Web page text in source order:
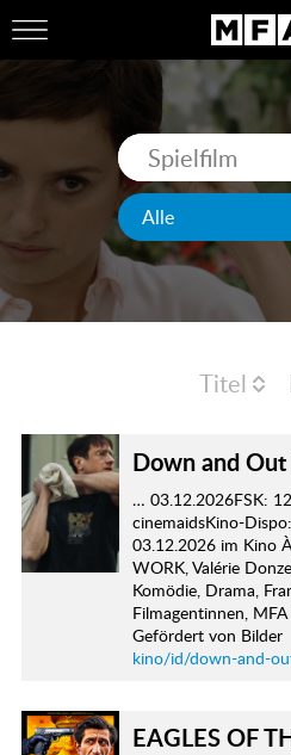
Titel
Down and
… 03.12.2026FSK:
cinemaidsKino-
03.12.2026 im Kino
WORK, Valérie
Komödie, Drama,
Filmagentinnen,
Gefördert von Bilder
kino/id/down-and-
EAGLES OF